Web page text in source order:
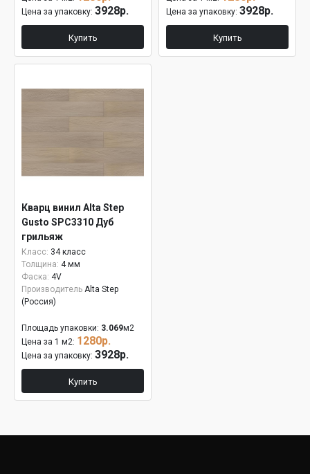
Цена за упаковку: 3928р.
Купить
Цена за упаковку: 3928р.
Купить
Кварц винил Alta Step
Gusto SPC3310 Дуб
грильяж
Класс: 34 класс
Толщина: 4 мм
Фаска: 4V
Производитель Alta Step
(Россия)
Площадь упаковки: 3.069м2
Цена за 1 м2: 1280р.
Цена за упаковку: 3928р.
Купить